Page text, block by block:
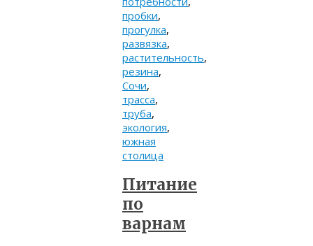
пробки,
прогулка,
развязка,
растительность,
резина,
Сочи,
трасса,
труба,
экология,
южная
столица
Питание
по
варнам